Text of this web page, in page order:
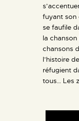
fuyant son
se faufile
la
chansons
l’histoire
réfugient
tous… Les